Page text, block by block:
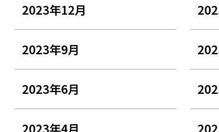
2023年12月
2023年9月
2023年6月
2023年4月